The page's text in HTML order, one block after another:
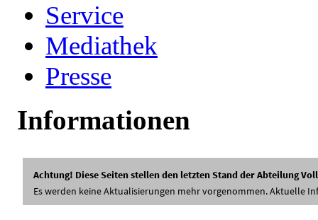
Service
Mediathek
Presse
Informationen